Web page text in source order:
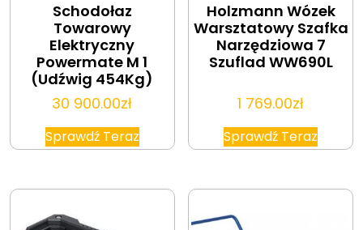
Schodołaz
Towarowy
Elektryczny
Powermate M 1
(Udźwig 454Kg)
30 900.00zł
Sprawdź Teraz
Holzmann Wózek
Warsztatowy Szafka
Narzędziowa 7
Szuflad WW690L
1 769.00zł
Sprawdź Teraz